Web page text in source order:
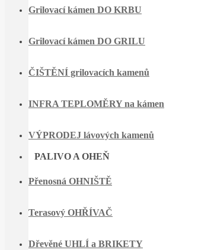
Grilovací kámen DO KRBU
Grilovací kámen DO GRILU
ČIŠTĚNÍ grilovacích kamenů
INFRA TEPLOMĚRY na kámen
VÝPRODEJ lávových kamenů
PALIVO A OHEŇ
Přenosná OHNIŠTĚ
Terasový OHŘÍVAČ
Dřevěné UHLÍ a BRIKETY